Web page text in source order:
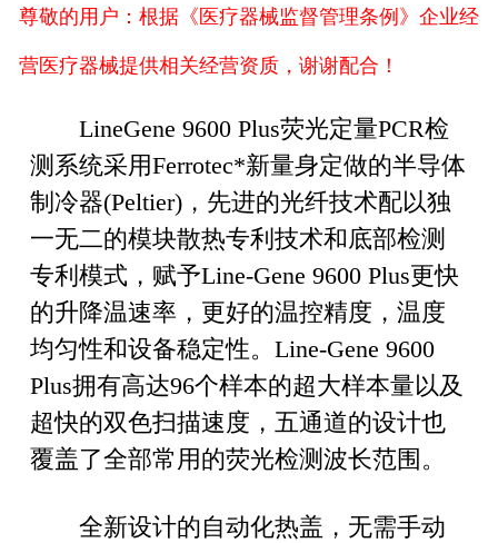
尊敬的用户：根据《医疗器械监督管理条例》企业经
营医疗器械提供相关经营资质，谢谢配合！
LineGene 9600 Plus荧光定量PCR检
测系统采用Ferrotec*新量身定做的半导体
制冷器(Peltier)，先进的光纤技术配以独
一无二的模块散热专利技术和底部检测
专利模式，赋予Line-Gene 9600 Plus更快
的升降温速率，更好的温控精度，温度
均匀性和设备稳定性。Line-Gene 9600
Plus拥有高达96个样本的超大样本量以及
超快的双色扫描速度，五通道的设计也
覆盖了全部常用的荧光检测波长范围。
全新设计的自动化热盖，无需手动